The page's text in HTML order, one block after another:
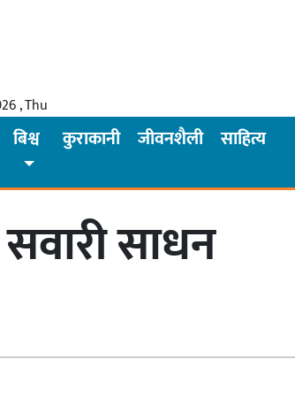
, Thu
बिश्व कुराकानी जीवनशैली साहित्य
साधन